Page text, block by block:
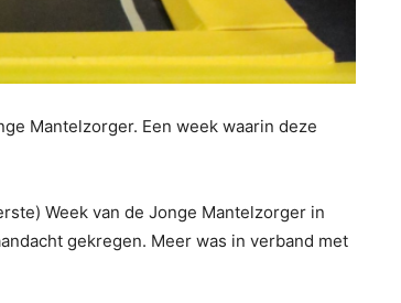
Mantelzorger. Een week waarin deze
Week van de Jonge Mantelzorger in
gekregen. Meer was in verband met